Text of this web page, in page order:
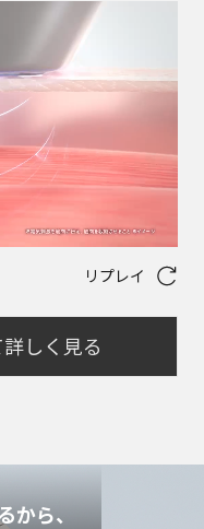
リプレイ
しく見る
ら、​